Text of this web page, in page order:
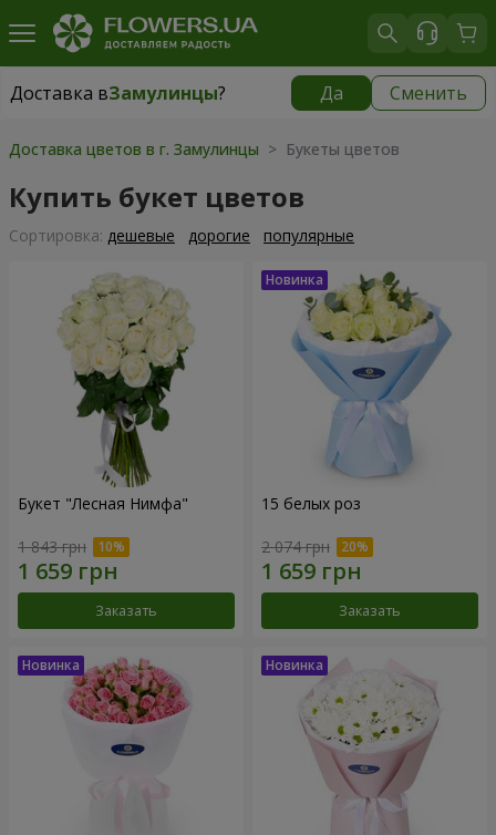
Доставка вЗамулинцы? Да Сменить
Доставка вЗамулинцы|
Доставка цветов в г. Замулинцы > Букеты цветов
Купить букет цветов
Cортировка: дешевые дорогие популярные
Букет "Лесная Нимфа"
1 843 грн
Заказать
15 белых роз
2 074 грн
Заказать